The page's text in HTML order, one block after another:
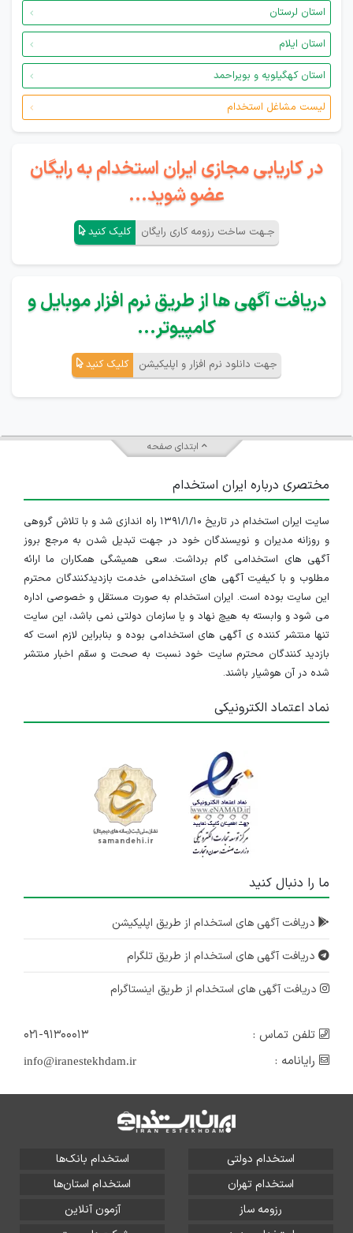
استان لرستان
استان ایلام
استان کهگیلویه و بویراحمد
لیست مشاغل استخدام
در کاریابی مجازی ایران استخدام به رایگان
عضو شوید...
جـهت ساخت رزومه کاری رایگان کلیک کنید
دریافت آگهی ها از طریق نرم افزار موبایل و
کامپیوتر...
جهت دانلود نرم افزار و اپلیکیشن کلیک کنید
ابتدای صفحه
مختصری درباره ایران استخدام
سایت ایران استخدام در تاریخ ۱۳۹۱/۱/۱۰ راه اندازی شد و با تلاش گروهی
و روزانه مدیران و نویسندگان خود در جهت تبدیل شدن به مرجع بروز
آگهی های استخدامی گام برداشت. سعی همیشگی همکاران ما ارائه
مطلوب و با کیفیت آگهی های استخدامی خدمت بازدیدکنندگان محترم
این سایت بوده است. ایران استخدام به صورت مستقل و خصوصی اداره
می شود و وابسته به هیچ نهاد و یا سازمان دولتی نمی باشد، این سایت
تنها منتشر کننده ی آگهی های استخدامی بوده و بنابراین لازم است که
بازدید کنندگان محترم سایت خود نسبت به صحت و سقم اخبار منتشر
شده در آن هوشیار باشند.
نماد اعتماد الکترونیکی
ما را دنبال کنید
دریافت آگهی های استخدام از طریق اپلیکیشن
دریافت آگهی های استخدام از طریق تلگرام
دریافت آگهی های استخدام از طریق اینستاگرام
تلفن تماس :
۰۲۱-۹۱۳۰۰۰۱۳
رایانامه :
info@iranestekhdam.ir
استخدام دولتی
استخدام بانک‌ها
استخدام تهران
استخدام استان‌ها
رزومه ساز
آزمون آنلاین